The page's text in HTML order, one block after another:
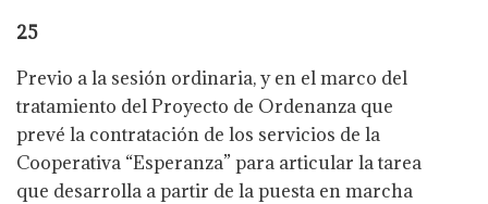
25
Previo a la sesión ordinaria, y en el marco del
tratamiento del Proyecto de Ordenanza que
prevé la contratación de los servicios de la
Cooperativa “Esperanza” para articular la tarea
que desarrolla a partir de la puesta en marcha